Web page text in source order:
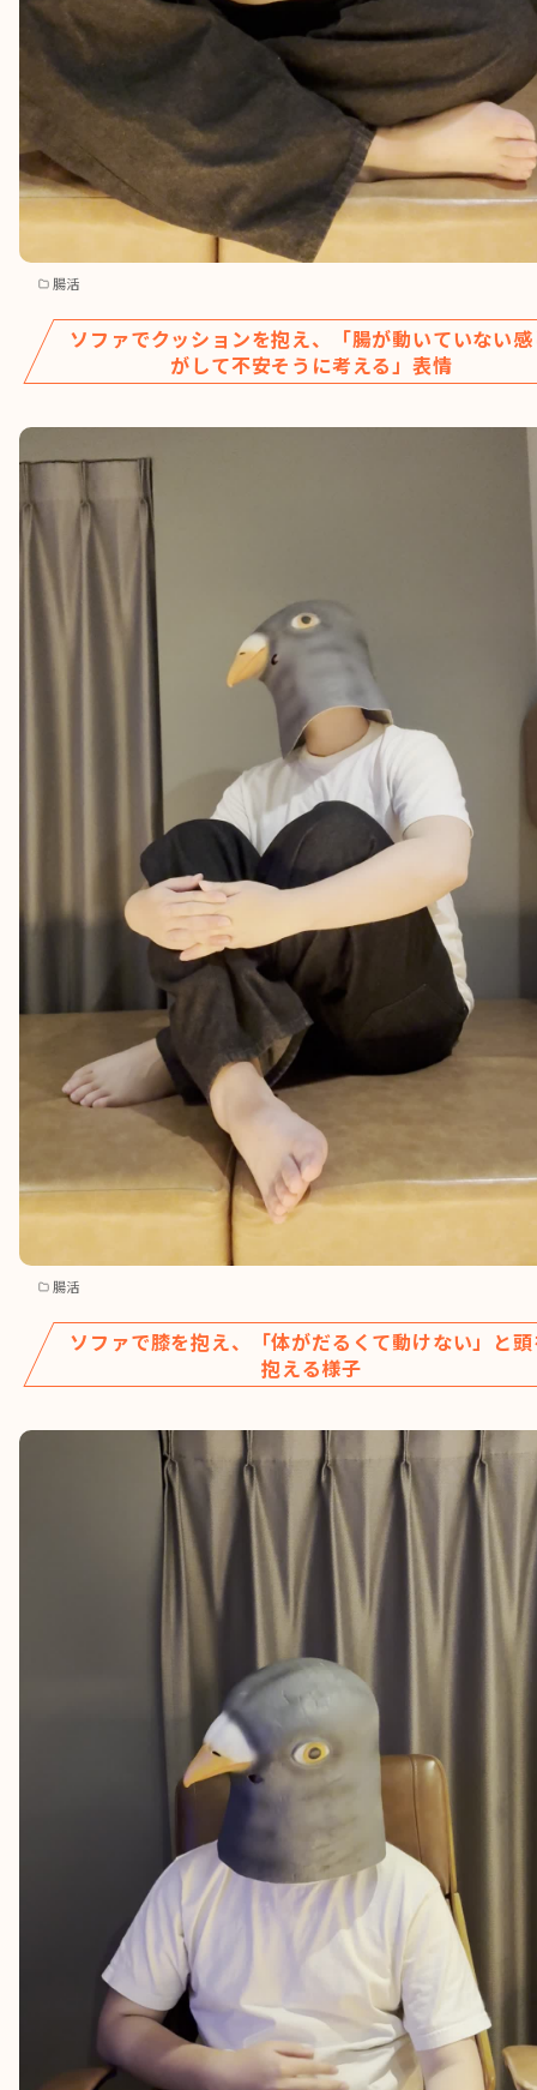
腸活
ソファでクッションを抱え、「腸が動いていない
がして不安そうに考える」表情
腸活
ソファで膝を抱え、「体がだるくて動けない」と
抱える様子